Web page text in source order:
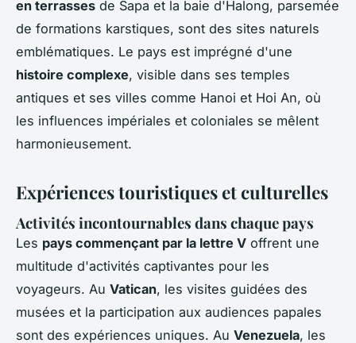
en terrasses de Sapa et la baie d'Halong, parsemée
de formations karstiques, sont des sites naturels
emblématiques. Le pays est imprégné d'une
histoire complexe, visible dans ses temples
antiques et ses villes comme Hanoi et Hoi An, où
les influences impériales et coloniales se mêlent
harmonieusement.
Expériences touristiques et culturelles
Activités incontournables dans chaque pays
Les pays commençant par la lettre V offrent une
multitude d'activités captivantes pour les
voyageurs. Au Vatican, les visites guidées des
musées et la participation aux audiences papales
sont des expériences uniques. Au Venezuela, les